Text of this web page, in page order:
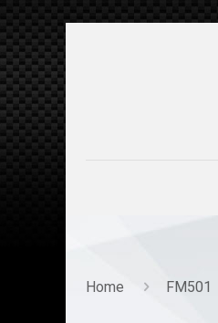
Home FM501